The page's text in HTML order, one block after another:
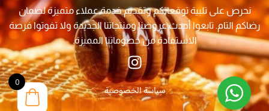
نحرص على تلبية توقعاتكم وتقديم خدمة عملاء متميزة لضمان
رضاكم التام. تابعوا أحدث عروضنا ومنتجاتنا الجديدة ولا تفوتوا فرصة
الاستفادة من خصوماتنا المميزة.
سياسة الخصوصية
0